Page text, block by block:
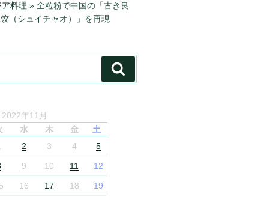
料理 »全粒粉で中国の「古き良
（シュイチャオ）」を再現
索
2022年11月
水 木 金
土
2 3 4 5
9 10 11 12
16 17 18 19